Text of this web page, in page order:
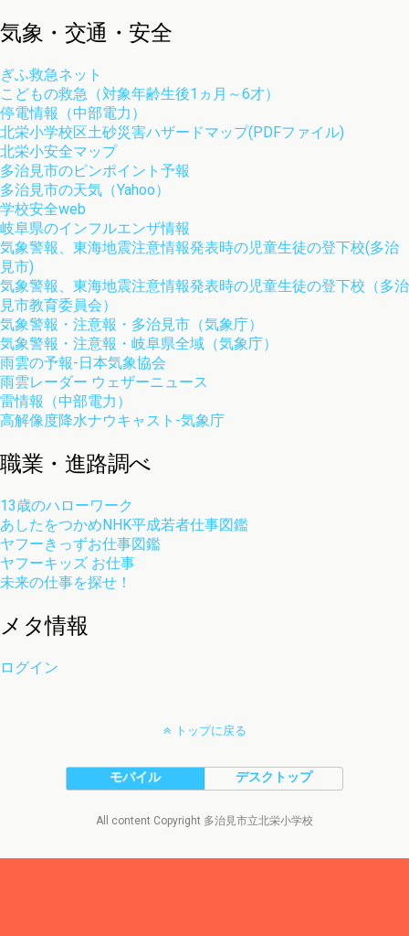
気象・交通・安全
ぎふ救急ネット
こどもの救急（対象年齢生後1ヵ月～6才）
停電情報（中部電力）
北栄小学校区土砂災害ハザードマップ(PDFファイル)
北栄小安全マップ
多治見市のピンポイント予報
多治見市の天気（Yahoo）
学校安全web
岐阜県のインフルエンザ情報
気象警報、東海地震注意情報発表時の児童生徒の登下校(多治
見市)
気象警報、東海地震注意情報発表時の児童生徒の登下校（多治
見市教育委員会）
気象警報・注意報・多治見市（気象庁）
気象警報・注意報・岐阜県全域（気象庁）
雨雲の予報-日本気象協会
雨雲レーダー ウェザーニュース
雷情報（中部電力）
高解像度降水ナウキャスト-気象庁
職業・進路調べ
13歳のハローワーク
あしたをつかめNHK平成若者仕事図鑑
ヤフーきっずお仕事図鑑
ヤフーキッズ お仕事
未来の仕事を探せ！
メタ情報
ログイン
トップに戻る
モバイル デスクトップ
All content Copyright 多治見市立北栄小学校